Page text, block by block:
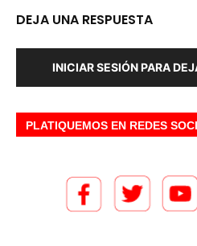
DEJA UNA RESPUESTA
INICIAR SESIÓN PARA
PLATIQUEMOS EN REDES